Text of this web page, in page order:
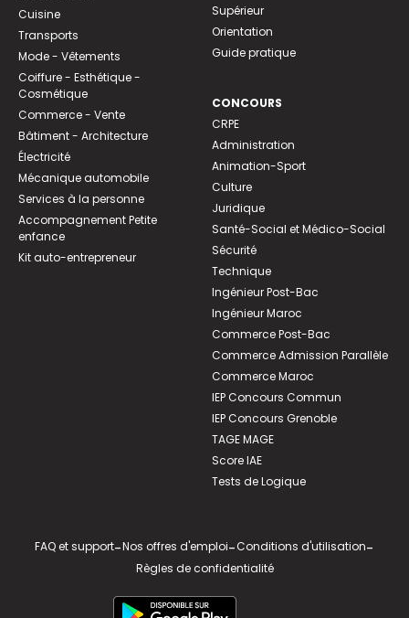
Cuisine
Transports
Mode - Vêtements
Coiffure - Esthétique -
Cosmétique
Commerce - Vente
Bâtiment - Architecture
Électricité
Mécanique automobile
Services à la personne
Accompagnement Petite
enfance
Kit auto-entrepreneur
Supérieur
Orientation
Guide pratique
CONCOURS
CRPE
Administration
Animation-Sport
Culture
Juridique
Santé-Social et Médico-Social
Sécurité
Technique
Ingénieur Post-Bac
Ingénieur Maroc
Commerce Post-Bac
Commerce Admission Parallèle
Commerce Maroc
IEP Concours Commun
IEP Concours Grenoble
TAGE MAGE
Score IAE
Tests de Logique
FAQ et support-Nos offres d'emploi-Conditions d'utilisation-
Règles de confidentialité